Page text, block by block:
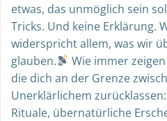
etwas, das unmöglich sein
Tricks. Und keine Erklärung.
widerspricht allem, was wir
glauben.
Wie immer
die dich an der Grenze
Unerklärlichem
Rituale, übernatürliche